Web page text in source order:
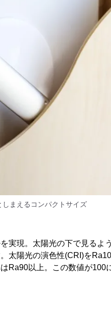
まえるコンパクトサイズ
実現。太陽光の下で見るよ
太陽光の演色性(CRI)を
Ra90以上。この数値が100